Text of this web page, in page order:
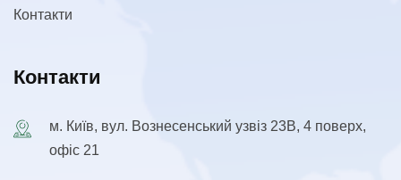
Контакти
Контакти
м. Київ, вул. Вознесенський узвіз 23В, 4 поверх,
офіс 21